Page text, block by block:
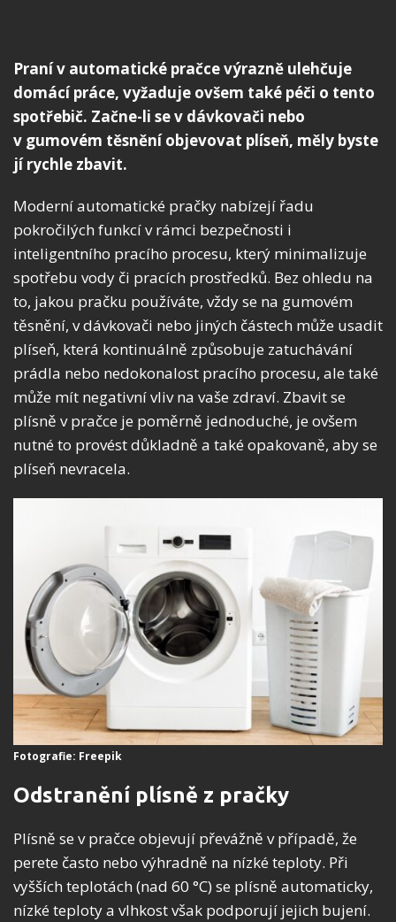
Praní v automatické pračce výrazně ulehčuje
domácí práce, vyžaduje ovšem také péči o tento
spotřebič. Začne-li se v dávkovači nebo
v gumovém těsnění objevovat plíseň, měly byste
jí rychle zbavit.
Moderní automatické pračky nabízejí řadu
pokročilých funkcí v rámci bezpečnosti i
inteligentního pracího procesu, který minimalizuje
spotřebu vody či pracích prostředků. Bez ohledu na
to, jakou pračku používáte, vždy se na gumovém
těsnění, v dávkovači nebo jiných částech může usadit
plíseň, která kontinuálně způsobuje zatuchávání
prádla nebo nedokonalost pracího procesu, ale také
může mít negativní vliv na vaše zdraví. Zbavit se
plísně v pračce je poměrně jednoduché, je ovšem
nutné to provést důkladně a také opakovaně, aby se
plíseň nevracela.
Fotografie: Freepik
Odstranění plísně z pračky
Plísně se v pračce objevují převážně v případě, že
perete často nebo výhradně na nízké teploty. Při
vyšších teplotách (nad 60 °C) se plísně automaticky,
nízké teploty a vlhkost však podporují jejich bujení.